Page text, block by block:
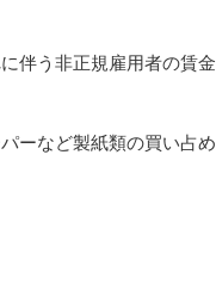
伴う非正規雇用者の賃
ーなど製紙類の買い占め